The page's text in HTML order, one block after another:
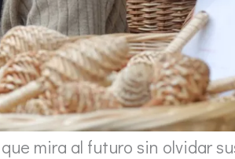
mira al futuro sin olvidar